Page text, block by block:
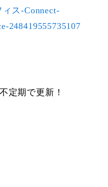
ス-Connect-
248419555735107
定期で更新！